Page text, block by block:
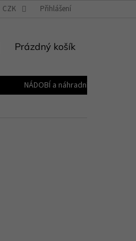
REKLAMAČNÍ ŘÁD
CZK Přihlášení
NÁKUPNÍ
Prázdný košík
NÁDOBÍ a náhradní díly KELOmat